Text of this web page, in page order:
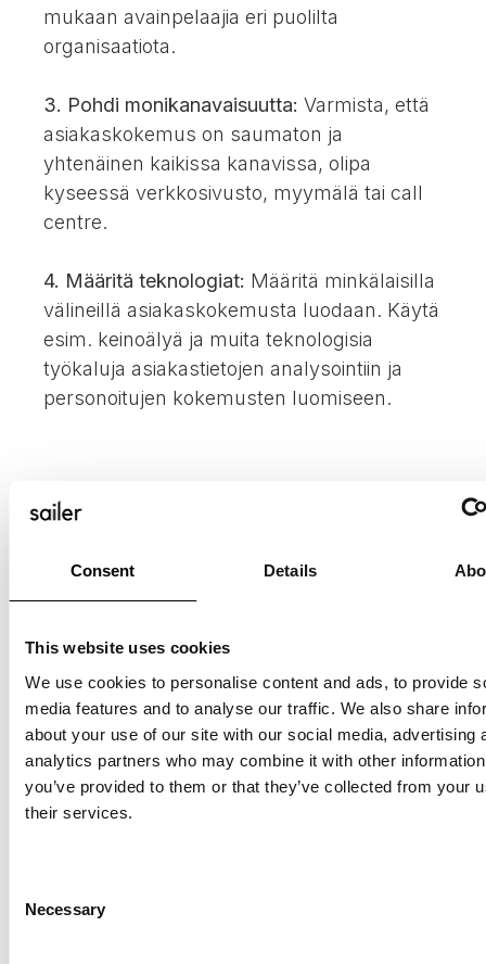
Consent Details
This website uses cookies
We use cookies to personalise content and ads, to provide
media features and to analyse our traffic. We also share
about your use of our site with our social media, advertising
analytics partners who may combine it with other
you’ve provided to them or that they’ve collected from your
their services.
Selection
Necessary
mukaan avainpelaajia eri puolilta
organisaatiota.
3. Pohdi monikanavaisuutta: Varmista, että
asiakaskokemus on saumaton ja
yhtenäinen kaikissa kanavissa, olipa
kyseessä verkkosivusto, myymälä tai call
centre.
4. Määritä teknologiat: Määritä minkälaisilla
välineillä asiakaskokemusta luodaan. Käytä
esim. keinoälyä ja muita teknologisia
työkaluja asiakastietojen analysointiin ja
personoitujen kokemusten luomiseen.
Asiakaskokemusstrategia ei ole
markkinointiosaston tai asiakaspalvelun
vastuulla, vaan se vaatii koko organisaation
sitoutumista ja yhteistyötä. Jokaisen
työntekijän on ymmärrettävä ja tuettava
strategiaa, jotta asiakaskokemus voidaan
nostaa liiketoiminnan keskiöön.
Jos tarvitset apua